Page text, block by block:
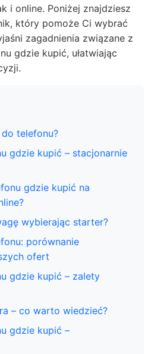
i online. Poniżej znajdziesz
który pomoże Ci wybrać
zagadnienia związane z
gdzie kupić, ułatwiając
telefonu?
gdzie kupić – stacjonarnie
gdzie kupić na
wybierając starter?
porównanie
ofert
gdzie kupić – zalety
– co warto wiedzieć?
gdzie kupić –